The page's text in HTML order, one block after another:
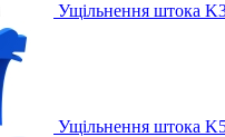
Ущільнення штока
Ущільнення штока